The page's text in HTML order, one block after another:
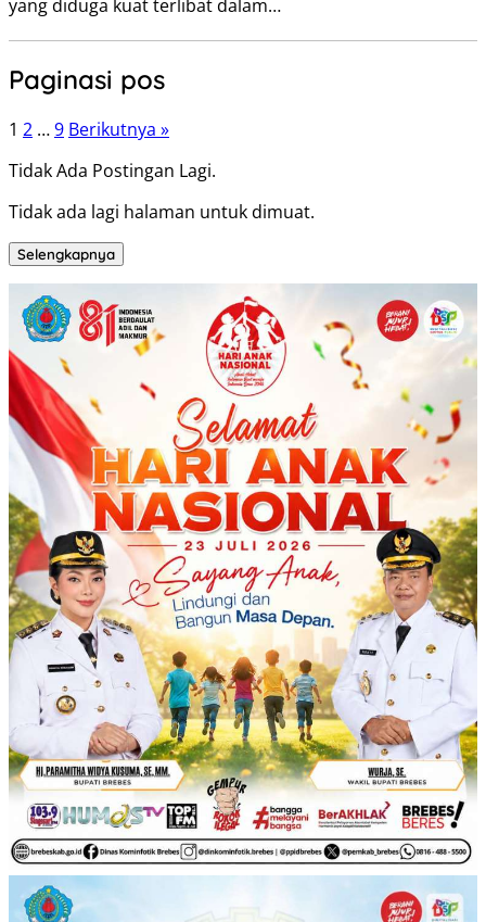
yang diduga kuat terlibat dalam…
Paginasi pos
1 2 …9 Berikutnya »
Tidak Ada Postingan Lagi.
Tidak ada lagi halaman untuk dimuat.
Selengkapnya